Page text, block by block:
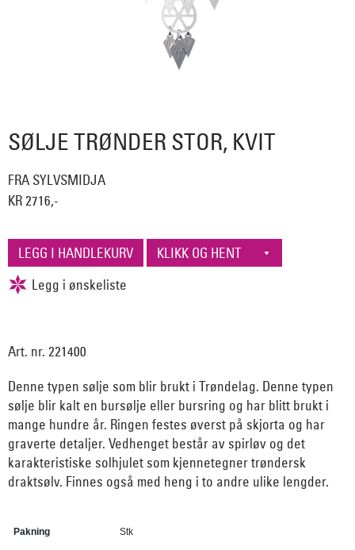
SØLJE TRØNDER STOR, KVIT
FRA SYLVSMIDJA
KR 2716,-
Art. nr. 221400
Denne typen sølje som blir brukt i Trøndelag. Denne typen
sølje blir kalt en bursølje eller bursring og har blitt brukt i
mange hundre år. Ringen festes øverst på skjorta og har
graverte detaljer. Vedhenget består av spirløv og det
karakteristiske solhjulet som kjennetegner trøndersk
draktsølv. Finnes også med heng i to andre ulike lengder.
Pakning Stk